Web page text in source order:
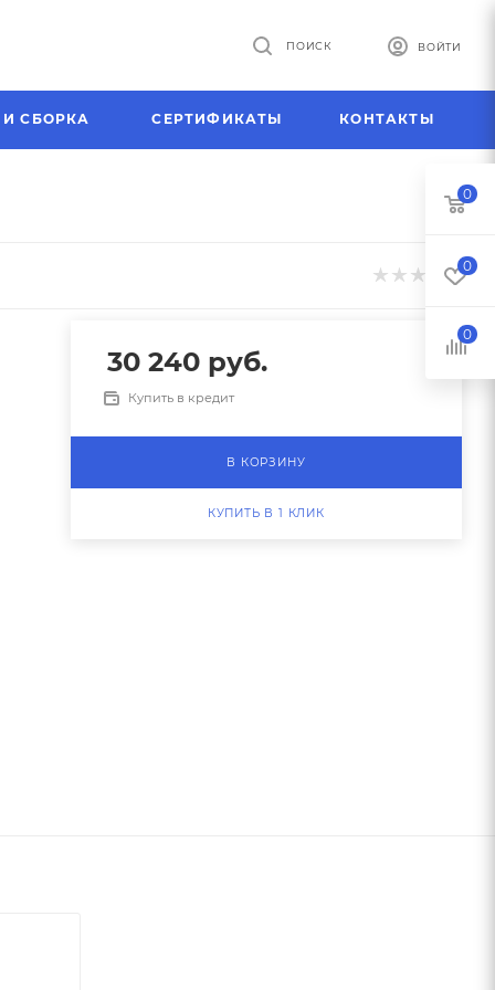
ВОЙТИ
ПОИСК
СБОРКА СЕРТИФИКАТЫ КОНТАКТЫ
30 240руб.
Купить в кредит
В КОРЗИНУ
КУПИТЬ В 1 КЛИК
0
0
0